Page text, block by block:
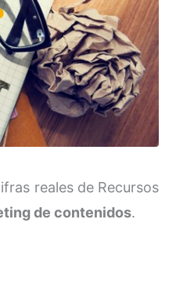
reales de Recursos
de contenidos.